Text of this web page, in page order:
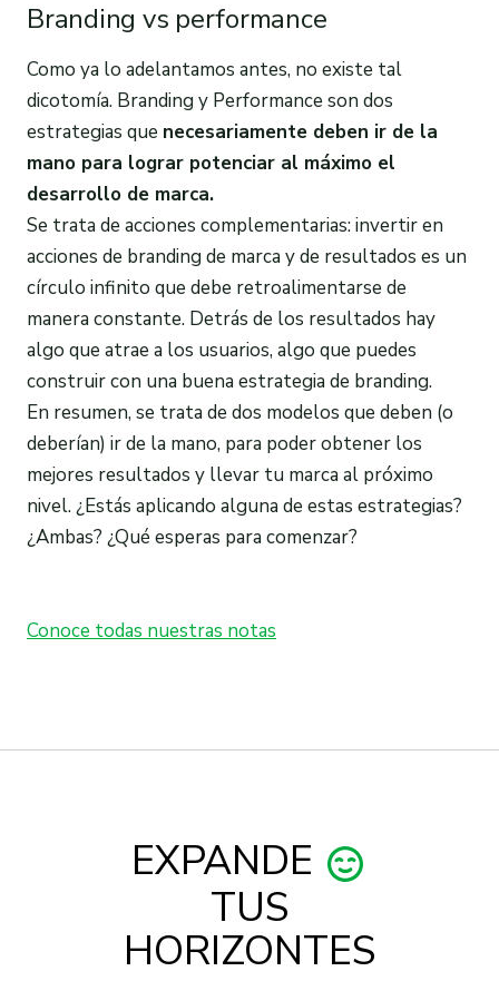
Branding vs performance
Como ya lo adelantamos antes, no existe tal
dicotomía. Branding y Performance son dos
estrategias que necesariamente deben ir de la
mano para lograr potenciar al máximo el
desarrollo de marca.
Se trata de acciones complementarias: invertir en
acciones de branding de marca y de resultados es un
círculo infinito que debe retroalimentarse de
manera constante. Detrás de los resultados hay
algo que atrae a los usuarios, algo que puedes
construir con una buena estrategia de branding.
En resumen, se trata de dos modelos que deben (o
deberían) ir de la mano, para poder obtener los
mejores resultados y llevar tu marca al próximo
nivel. ¿Estás aplicando alguna de estas estrategias?
¿Ambas? ¿Qué esperas para comenzar?
Conoce todas nuestras notas
EXPANDE
TUS
HORIZONTES